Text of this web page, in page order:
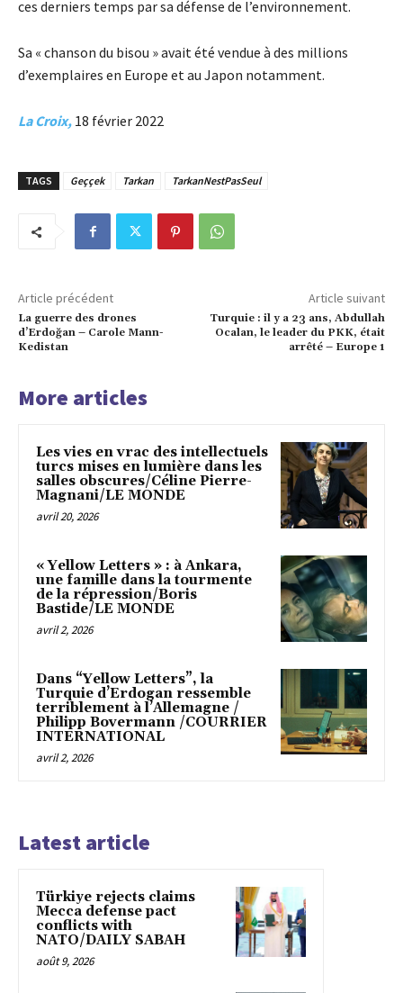
ces derniers temps par sa défense de l’environnement.
Sa « chanson du bisou » avait été vendue à des millions
d’exemplaires en Europe et au Japon notamment.
La Croix, 18 février 2022
TAGS Geççek Tarkan TarkanNestPasSeul
Article précédent
La guerre des drones
d’Erdoğan – Carole Mann-
Kedistan
Article suivant
Turquie : il y a 23 ans, Abdullah
Ocalan, le leader du PKK, était
arrêté – Europe 1
More articles
Les vies en vrac des intellectuels
turcs mises en lumière dans les
salles obscures/Céline Pierre-
Magnani/LE MONDE
avril 20, 2026
« Yellow Letters » : à Ankara,
une famille dans la tourmente
de la répression/Boris
Bastide/LE MONDE
avril 2, 2026
Dans “Yellow Letters”, la
Turquie d’Erdogan ressemble
terriblement à l’Allemagne /
Philipp Bovermann /COURRIER
INTERNATIONAL
avril 2, 2026
Latest article
Türkiye rejects claims
Mecca defense pact
conflicts with
NATO/DAILY SABAH
août 9, 2026